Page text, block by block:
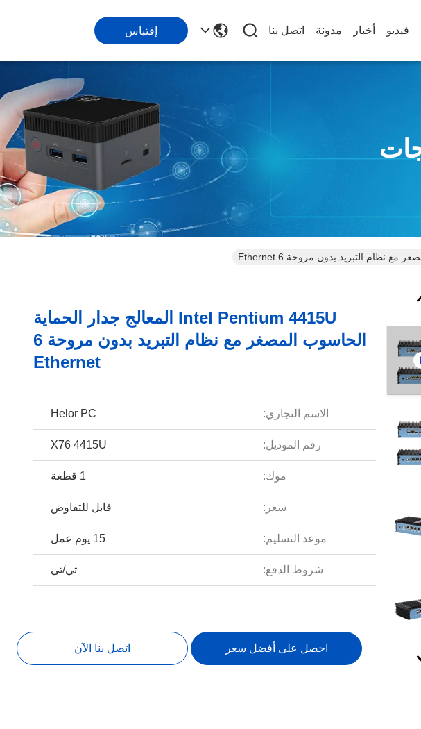
فيديو أخبار مدونة اتصل بنا إقتباس
Intel Pentium 4415U المعالج جدار الحماية
الحاسوب المصغر مع نظام التبريد بدون مروحة 6
Ethernet
الاسم التجاري: Helor PC
رقم الموديل: X76 4415U
موك: 1 قطعة
سعر: قابل للتفاوض
موعد التسليم: 15 يوم عمل
شروط الدفع: تي/تي
احصل على أفضل سعر اتصل بنا الآن